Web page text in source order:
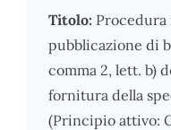
Titolo: Procedura
pubblicazione di
comma 2, lett. b)
fornitura della
(Principio attivo: